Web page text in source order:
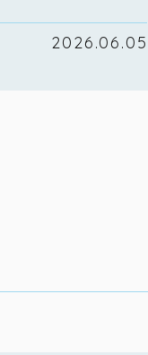
2026.06.05